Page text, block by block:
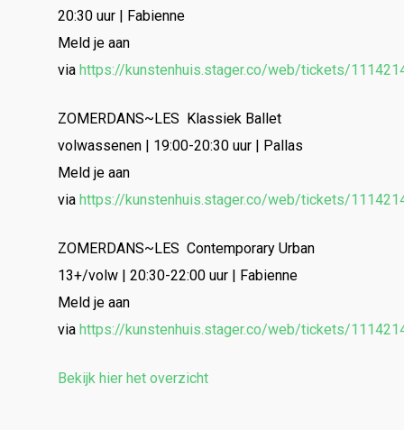
20:30 uur | Fabienne
Meld je aan
via https://kunstenhuis.stager.co/web/tickets/
ZOMERDANS~LES Klassiek Ballet
volwassenen | 19:00-20:30 uur | Pallas
Meld je aan
via https://kunstenhuis.stager.co/web/tickets/
ZOMERDANS~LES Contemporary Urban
13+/volw | 20:30-22:00 uur | Fabienne
Meld je aan
via https://kunstenhuis.stager.co/web/tickets/
Bekijk hier het overzicht